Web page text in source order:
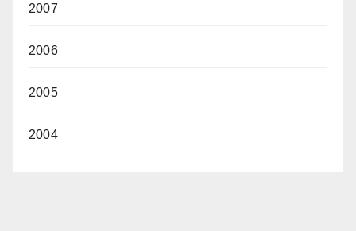
2007
2006
2005
2004